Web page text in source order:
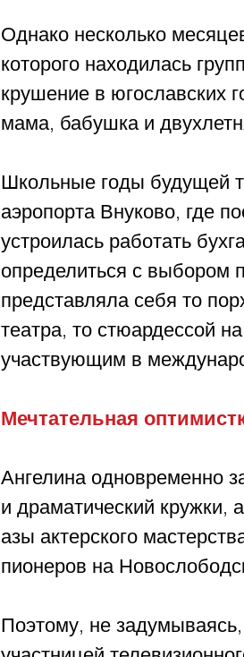
Однако несколько
которого находилась
крушение в югославских
мама, бабушка и
Школьные годы будущей
аэропорта Внуково, где
устроилась работать
определиться с выбором
представляла себя то
театра, то стюардессой
участвующим в
Мечтательная
Ангелина одновременно
и драматический кружки,
азы актерского
пионеров на
Поэтому, не